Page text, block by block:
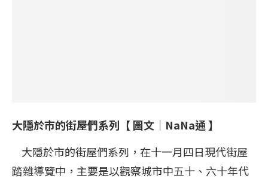
大隱於市的街屋們系列【 圖文｜ NaNa通】
大隱於市的街屋們系列，在十一月四日現代街屋
踏雜導覽中，主要是以觀察城市中五十、六十年代